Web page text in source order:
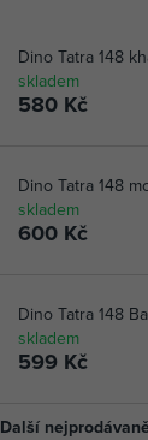
Dino Tatra 148
skladem
580 Kč
Dino Tatra 148
skladem
600 Kč
Dino Tatra 148
skladem
599 Kč
Další